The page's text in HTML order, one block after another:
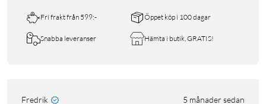
Fri frakt från 599:- Öppet köp i 100 dagar
Snabba leveranser Hämta i butik, GRATIS!
Fredrik 5 månader sedan